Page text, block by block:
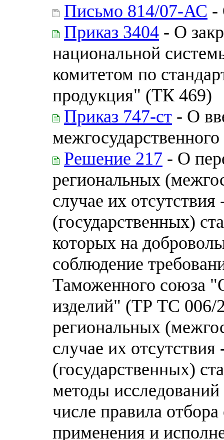
Письмо 814/07-АС -
Приказ 3404 - О
национальной
комитетом по
продукция" (ТК 469)
Приказ 747-ст - О
межгосударственного
Решение 217 - О
региональных
случае их
(государственных)
которых на
соблюдение
Таможенного союза
изделий" (ТР ТС 006/
региональных
случае их
(государственных)
методы
числе правила
применения и